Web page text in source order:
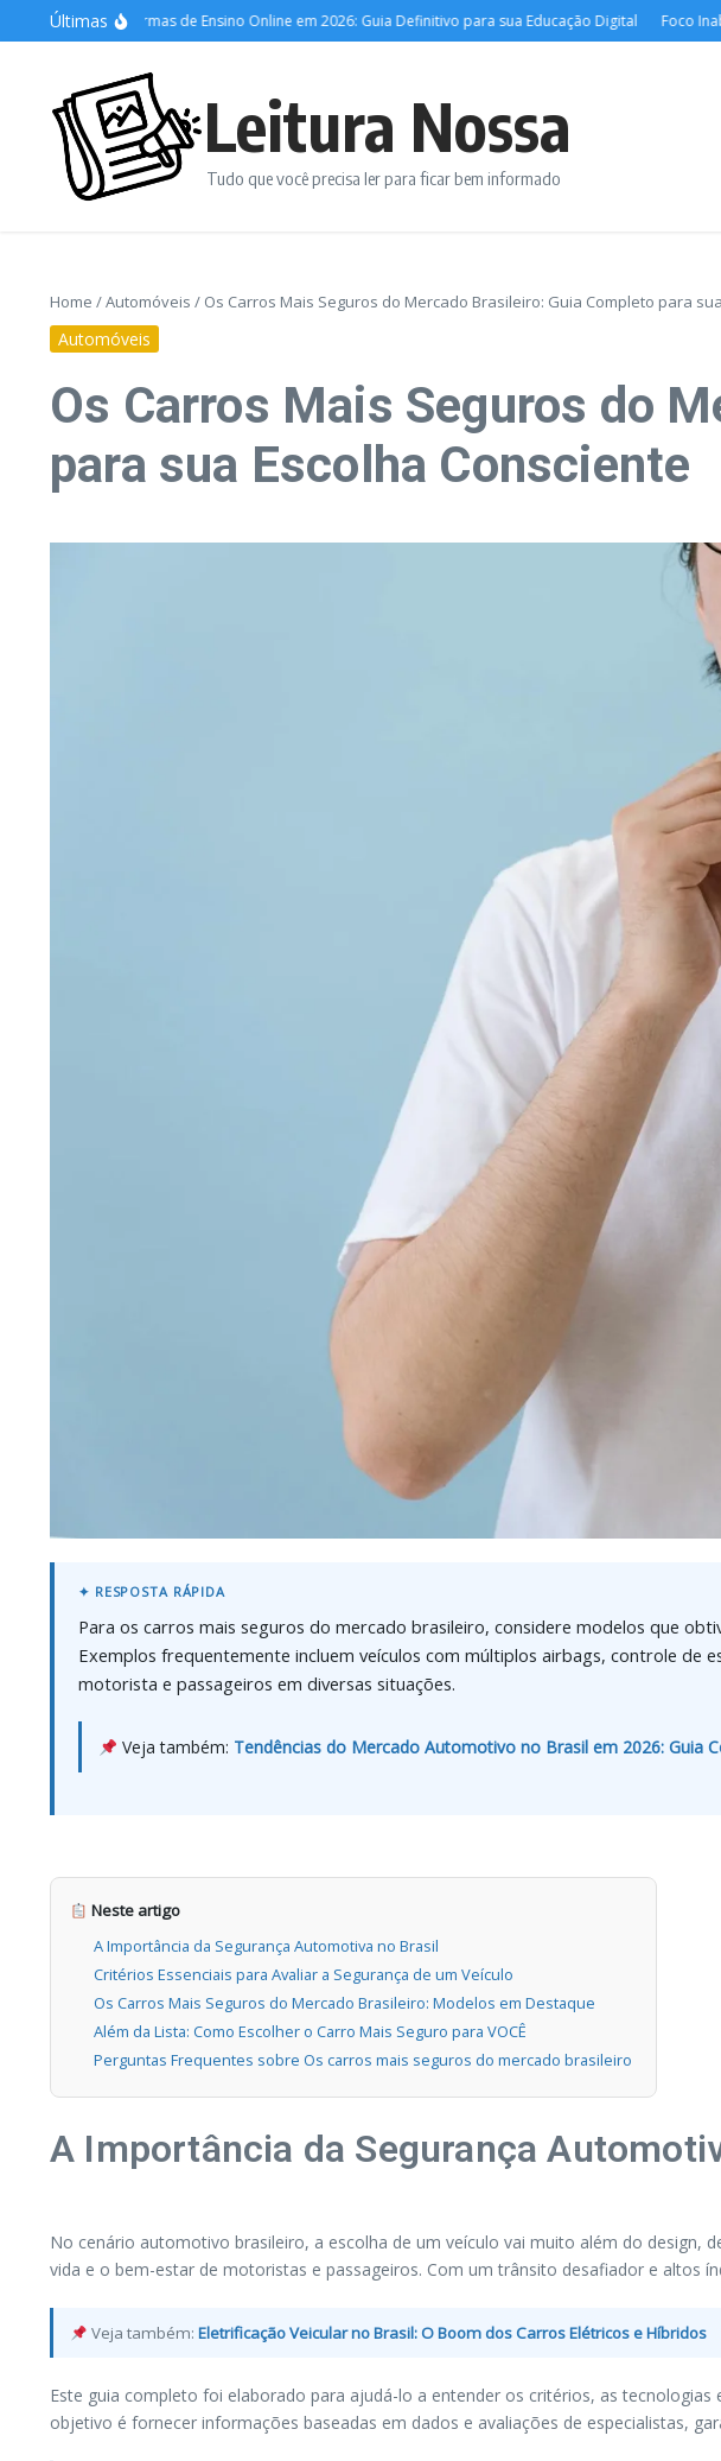
Ir para o conteúdo
Últimas
Plataformas de Ensino Online em 2026: Guia Definitivo para sua Educação Digital Foco
Leitura Nossa
Tudo que você precisa ler para ficar bem informado
Home /Automóveis / Os Carros Mais Seguros do Mercado Brasileiro: Guia Completo para
Automóveis
Os Carros Mais Seguros do
para sua Escolha Consciente
Para os carros mais seguros do mercado brasileiro, considere modelos que
Exemplos frequentemente incluem veículos com múltiplos airbags, controle
motorista e passageiros em diversas situações.
Veja também: Tendências do Mercado Automotivo no Brasil em 2026: Guia
Neste artigo
A Importância da Segurança Automotiva no Brasil
Critérios Essenciais para Avaliar a Segurança de um Veículo
Os Carros Mais Seguros do Mercado Brasileiro: Modelos em Destaque
Além da Lista: Como Escolher o Carro Mais Seguro para VOCÊ
Perguntas Frequentes sobre Os carros mais seguros do mercado brasileiro
A Importância da Segurança
No cenário automotivo brasileiro, a escolha de um veículo vai muito além do design,
vida e o bem-estar de motoristas e passageiros. Com um trânsito desafiador e altos
Veja também:Eletrificação Veicular no Brasil: O Boom dos Carros Elétricos e Híbridos
Este guia completo foi elaborado para ajudá-lo a entender os critérios, as tecnologias
objetivo é fornecer informações baseadas em dados e avaliações de especialistas,